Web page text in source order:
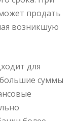
продать
возникшую
для
большие суммы